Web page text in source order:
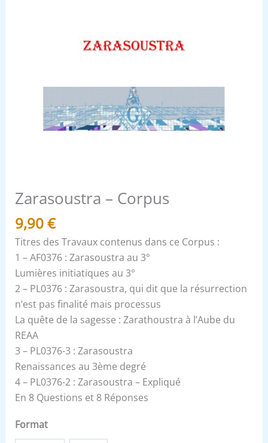
Zarasoustra – Corpus
9,90€
Titres des Travaux contenus dans ce Corpus :
1 – AF0376 : Zarasoustra au 3°
Lumières initiatiques au 3°
2 – PL0376 : Zarasoustra, qui dit que la résurrection
n’est pas finalité mais processus
La quête de la sagesse : Zarathoustra à l’Aube du
REAA
3 – PL0376-3 : Zarasoustra
Renaissances au 3ème degré
4 – PL0376-2 : Zarasoustra – Expliqué
En 8 Questions et 8 Réponses
Format